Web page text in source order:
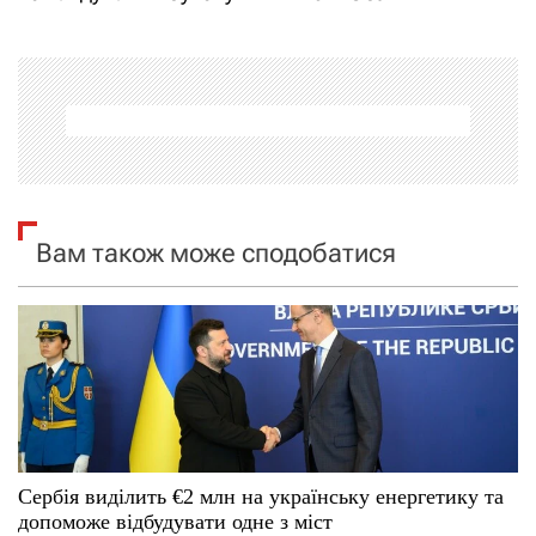
а
ц
і
я
з
п
и
с
Вам також може сподобатися
Сербія виділить €2 млн на українську енергетику та
допоможе відбудувати одне з міст